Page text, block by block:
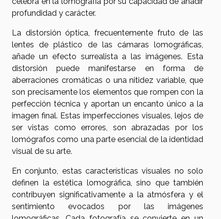
profundidad y carácter.
La distorsión óptica, frecuentemente fruto de las
lentes de plástico de las cámaras lomográficas,
añade un efecto surrealista a las imágenes. Esta
distorsión puede manifestarse en forma de
aberraciones cromáticas o una nitidez variable, que
son precisamente los elementos que rompen con la
perfección técnica y aportan un encanto único a la
imagen final. Estas imperfecciones visuales, lejos de
ser vistas como errores, son abrazadas por los
lomógrafos como una parte esencial de la identidad
visual de su arte.
En conjunto, estas características visuales no solo
definen la estética lomográfica, sino que también
contribuyen significativamente a la atmósfera y el
sentimiento evocados por las imágenes